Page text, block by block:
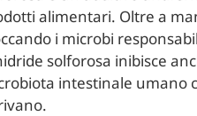
alimentari. Oltre a
i microbi
solforosa inibisce
intestinale umano